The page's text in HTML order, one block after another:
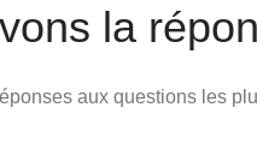
la
aux questions les